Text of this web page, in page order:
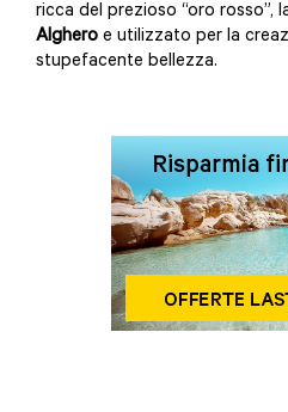
ricca del prezioso “oro rosso”,
Alghero e utilizzato per la
stupefacente bellezza.